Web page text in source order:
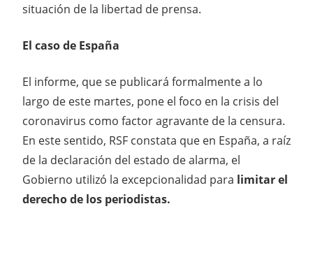
situación de la libertad de prensa.
El caso de España
El informe, que se publicará formalmente a lo
largo de este martes, pone el foco en la crisis del
coronavirus como factor agravante de la censura.
En este sentido, RSF constata que en España, a raíz
de la declaración del estado de alarma, el
Gobierno utilizó la excepcionalidad para limitar el
derecho de los periodistas.